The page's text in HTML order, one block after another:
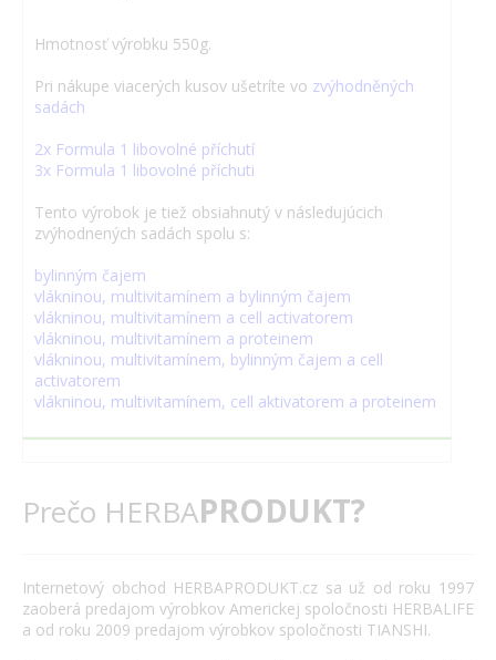
Hmotnosť výrobku 550g.
Pri nákupe viacerých kusov ušetríte vo zvýhodněných
sadách
2x Formula 1 libovolné příchutí
3x Formula 1 libovolné příchuti
Tento výrobok je tiež obsiahnutý v následujúcich
zvýhodnených sadách spolu s:
bylinným čajem
vlákninou, multivitamínem a bylinným čajem
vlákninou, multivitamínem a cell activatorem
vlákninou, multivitamínem a proteinem
vlákninou, multivitamínem, bylinným čajem a cell
activatorem
vlákninou, multivitamínem, cell aktivatorem a proteinem
Prečo HERBAPRODUKT?
Internetový obchod HERBAPRODUKT.cz sa už od roku 1997
zaoberá predajom výrobkov Americkej spoločnosti HERBALIFE
a od roku 2009 predajom výrobkov spoločnosti TIANSHI.